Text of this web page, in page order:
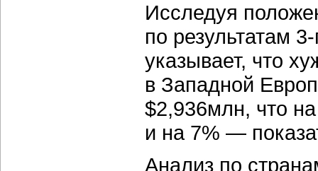
Исследуя
по результатам
указывает, что
в Западной
$2,936млн, что
и на 7% —
Анализ по